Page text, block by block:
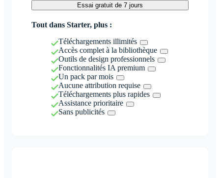
Essai gratuit de 7 jours
Tout dans Starter, plus :
Téléchargements illimités
Accès complet à la bibliothèque
Outils de design professionnels
Fonctionnalités IA premium
Un pack par mois
Aucune attribution requise
Téléchargements plus rapides
Assistance prioritaire
Sans publicités